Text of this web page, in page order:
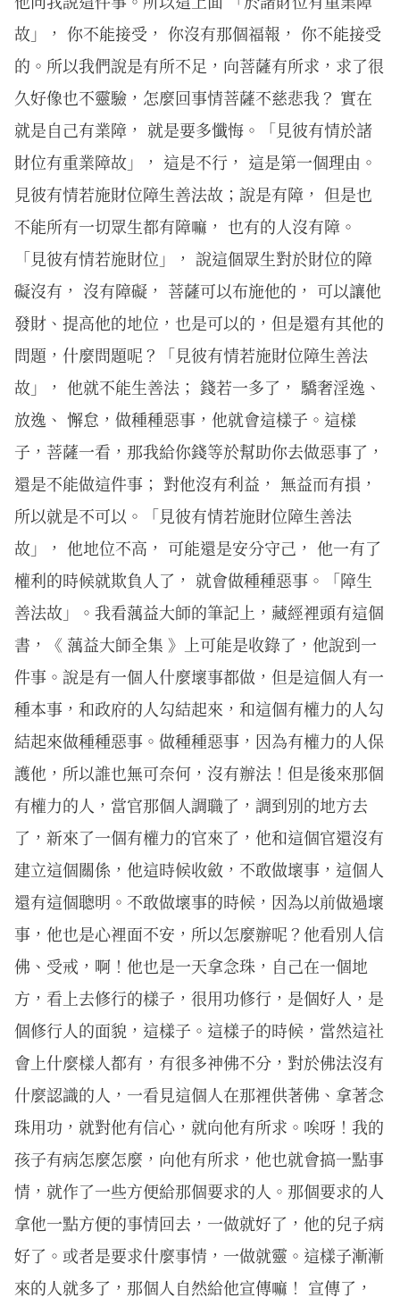
故」， 你不能接受， 你沒有那個福報， 你不能接受
的。所以我們說是有所不足，向菩薩有所求，求了很
久好像也不靈驗，怎麼回事情菩薩不慈悲我？ 實在
就是自己有業障， 就是要多懺悔。「見彼有情於諸
財位有重業障故」， 這是不行， 這是第一個理由。
見彼有情若施財位障生善法故；說是有障， 但是也
不能所有一切眾生都有障嘛， 也有的人沒有障。
「見彼有情若施財位」， 說這個眾生對於財位的障
礙沒有， 沒有障礙， 菩薩可以布施他的， 可以讓他
發財、提高他的地位，也是可以的，但是還有其他的
問題，什麼問題呢？「見彼有情若施財位障生善法
故」， 他就不能生善法； 錢若一多了， 驕奢淫逸、
放逸、 懈怠，做種種惡事，他就會這樣子。這樣
子，菩薩一看，那我給你錢等於幫助你去做惡事了，
還是不能做這件事； 對他沒有利益， 無益而有損，
所以就是不可以。「見彼有情若施財位障生善法
故」， 他地位不高， 可能還是安分守己， 他一有了
權利的時候就欺負人了， 就會做種種惡事。「障生
善法故」。我看蕅益大師的筆記上，藏經裡頭有這個
書，《 蕅益大師全集 》上可能是收錄了，他說到一
件事。說是有一個人什麼壞事都做，但是這個人有一
種本事，和政府的人勾結起來，和這個有權力的人勾
結起來做種種惡事。做種種惡事，因為有權力的人保
護他，所以誰也無可奈何，沒有辦法！但是後來那個
有權力的人，當官那個人調職了，調到別的地方去
了，新來了一個有權力的官來了，他和這個官還沒有
建立這個關係，他這時候收斂，不敢做壞事，這個人
還有這個聰明。不敢做壞事的時候，因為以前做過壞
事，他也是心裡面不安，所以怎麼辦呢？他看別人信
佛、受戒，啊！他也是一天拿念珠，自己在一個地
方，看上去修行的樣子，很用功修行，是個好人，是
個修行人的面貌，這樣子。這樣子的時候，當然這社
會上什麼樣人都有，有很多神佛不分，對於佛法沒有
什麼認識的人，一看見這個人在那裡供著佛、拿著念
珠用功，就對他有信心，就向他有所求。唉呀！我的
孩子有病怎麼怎麼，向他有所求，他也就會搞一點事
情，就作了一些方便給那個要求的人。那個要求的人
拿他一點方便的事情回去，一做就好了，他的兒子病
好了。或者是要求什麼事情，一做就靈。這樣子漸漸
來的人就多了，那個人自然給他宣傳嘛！ 宣傳了，